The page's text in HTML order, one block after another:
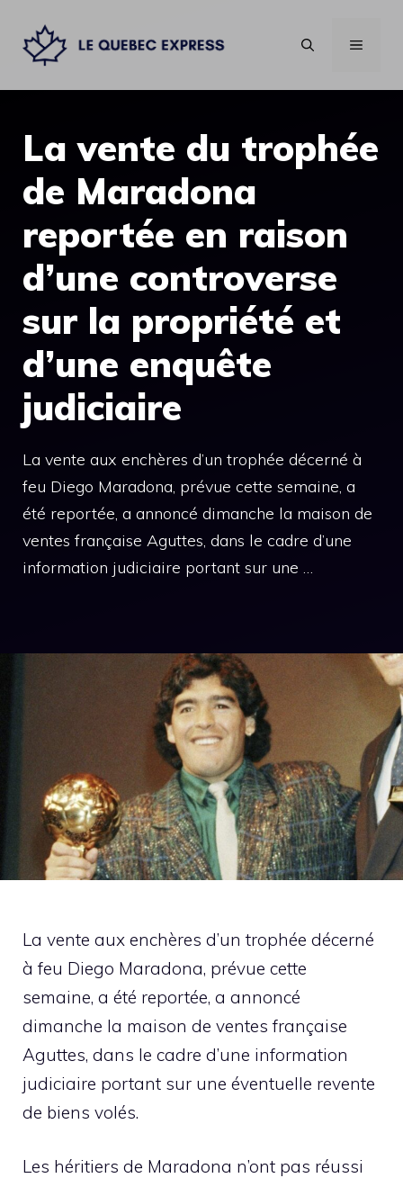
contenu
MENU
La vente du trophée
de Maradona
reportée en raison
d’une controverse
sur la propriété et
d’une enquête
judiciaire
La vente aux enchères d’un trophée décerné à
feu Diego Maradona, prévue cette semaine, a
été reportée, a annoncé dimanche la maison de
ventes française Aguttes, dans le cadre d’une
information judiciaire portant sur une …
La vente aux enchères d’un trophée décerné
à feu Diego Maradona, prévue cette
semaine, a été reportée, a annoncé
dimanche la maison de ventes française
Aguttes, dans le cadre d’une information
judiciaire portant sur une éventuelle revente
de biens volés.
Les héritiers de Maradona n’ont pas réussi